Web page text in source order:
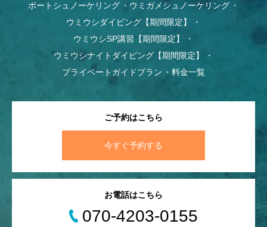
ボートシュノーケリング
ウミガメシュノーケリング
ウミウシダイビング【期間限定】
ウミウシSP講習【期間限定】
ウミウシナイトダイビング【期間限定】
プライベートガイドプラン
料金一覧
ご予約はこちら
今すぐ予約する
お電話はこちら
070-4203-0155